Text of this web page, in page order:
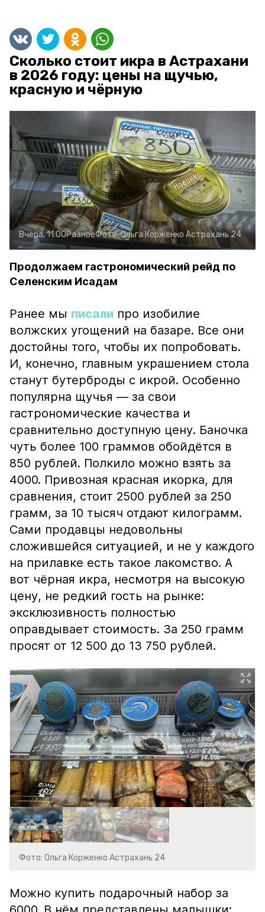
Сколько стоит икра в Астрахани
в 2026 году: цены на щучью,
красную и чёрную
Вчера, 11:00РазноеФото:Ольга Корженко Астрахань 24
Продолжаем гастрономический рейд по
Селенским Исадам
Ранее мы писали про изобилие
волжских угощений на базаре. Все они
достойны того, чтобы их попробовать.
И, конечно, главным украшением стола
станут бутерброды с икрой. Особенно
популярна щучья — за свои
гастрономические качества и
сравнительно доступную цену. Баночка
чуть более 100 граммов обойдётся в
850 рублей. Полкило можно взять за
4000. Привозная красная икорка, для
сравнения, стоит 2500 рублей за 250
грамм, за 10 тысяч отдают килограмм.
Сами продавцы недовольны
сложившейся ситуацией, и не у каждого
на прилавке есть такое лакомство. А
вот чёрная икра, несмотря на высокую
цену, не редкий гость на рынке:
эксклюзивность полностью
оправдывает стоимость. За 250 грамм
просят от 12 500 до 13 750 рублей.
Фото: Ольга Корженко Астрахань 24
Можно купить подарочный набор за